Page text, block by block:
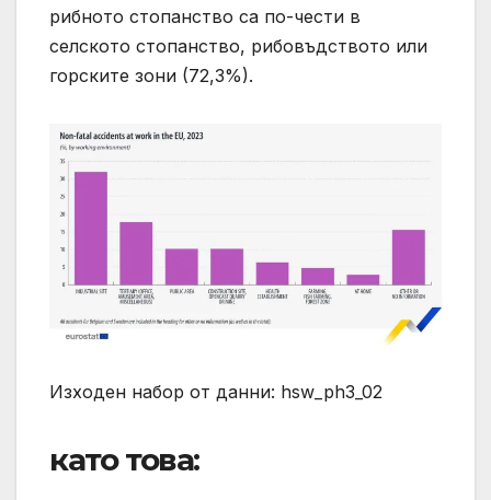
рибното стопанство са по-чести в
селското стопанство, рибовъдството или
горските зони (72,3%).
Изходен набор от данни: hsw_ph3_02
като това: